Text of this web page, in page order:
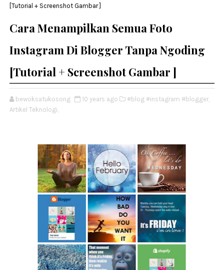
[Tutorial + Screenshot Gambar ]
Cara Menampilkan Semua Foto
Instagram Di Blogger Tanpa Ngoding
[Tutorial + Screenshot Gambar ]
bewoksatukosong 10 years ago
#blog #instagram #blogger,
Artikel Teknologi,